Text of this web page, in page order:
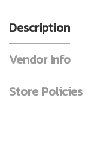
Description
Vendor Info
Store Policies